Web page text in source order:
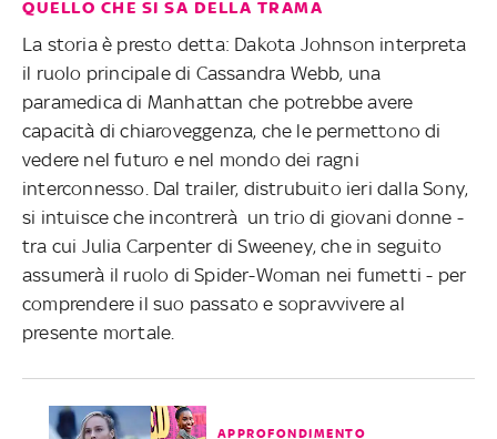
QUELLO CHE SI SA DELLA TRAMA
La storia è presto detta: Dakota Johnson interpreta
il ruolo principale di Cassandra Webb, una
paramedica di Manhattan che potrebbe avere
capacità di chiaroveggenza, che le permettono di
vedere nel futuro e nel mondo dei ragni
interconnesso. Dal trailer, distrubuito ieri dalla Sony,
si intuisce che incontrerà un trio di giovani donne -
tra cui Julia Carpenter di Sweeney, che in seguito
assumerà il ruolo di Spider-Woman nei fumetti - per
comprendere il suo passato e sopravvivere al
presente mortale.
APPROFONDIMENTO